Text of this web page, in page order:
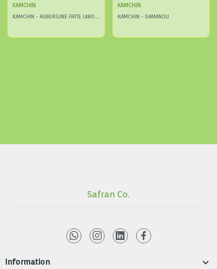
KAMCHIN
KAMCHIN - AUBERGINE FRITE (480G X 24)
KAMCHIN
KAMCHIN - SAMANOU
Safran Co.
Information 